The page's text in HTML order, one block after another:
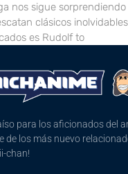
nos sigue
clásicos
es Rudolf to
para los aficionados del
de los más nuevo
chan!